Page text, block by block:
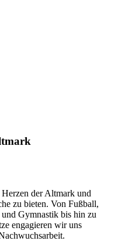
der Altmark und
zu bieten. Von Fußball,
Gymnastik bis hin zu
engagieren wir uns